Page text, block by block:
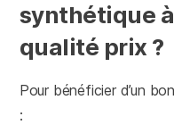
synthétique
qualité prix ?
Pour bénéficier d’un
: